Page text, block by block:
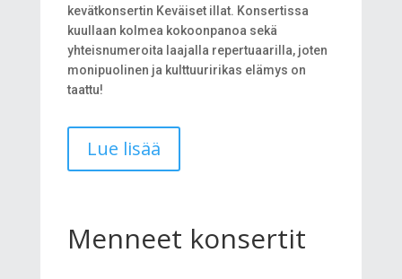
kevätkonsertin Keväiset illat. Konsertissa
kuullaan kolmea kokoonpanoa sekä
yhteisnumeroita laajalla repertuaarilla, joten
monipuolinen ja kulttuuririkas elämys on
taattu!
Lue lisää
Menneet konsertit